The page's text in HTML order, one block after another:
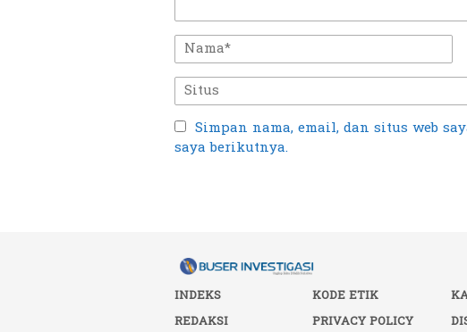
Simpan nama, email, dan situs web
saya berikutnya.
INDEKS KODE ETIK
REDAKSI
PRIVACY POLICY